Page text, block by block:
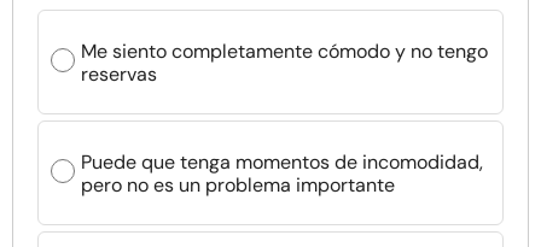
Me siento completamente cómodo y no tengo
reservas
Puede que tenga momentos de incomodidad,
pero no es un problema importante